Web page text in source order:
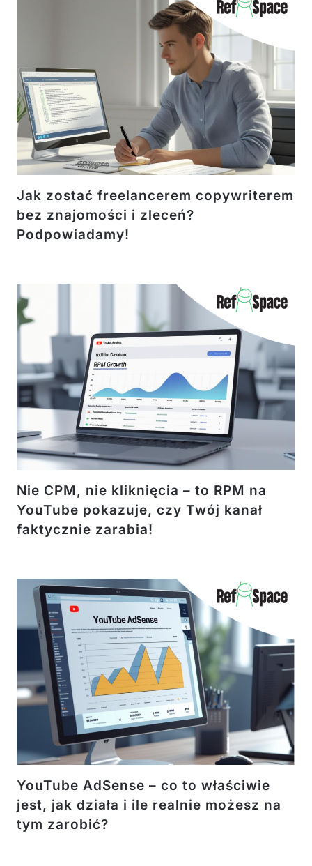
Jak zostać freelancerem copywriterem
bez znajomości i zleceń?
Podpowiadamy!
Nie CPM, nie kliknięcia – to RPM na
YouTube pokazuje, czy Twój kanał
faktycznie zarabia!
YouTube AdSense – co to właściwie
jest, jak działa i ile realnie możesz na
tym zarobić?